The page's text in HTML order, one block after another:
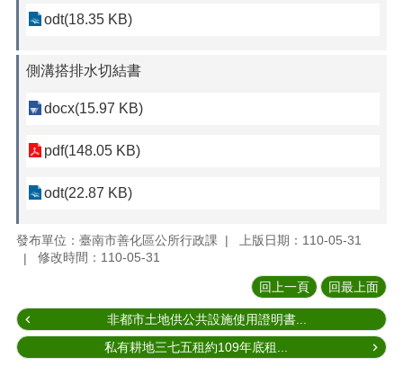
odt(18.35 KB)
側溝搭排水切結書
docx(15.97 KB)
pdf(148.05 KB)
odt(22.87 KB)
發布單位：臺南市善化區公所行政課
上版日期：110-05-31
修改時間：110-05-31
回上一頁 回最上面
非都市土地供公共設施使用證明書...
私有耕地三七五租約109年底租...